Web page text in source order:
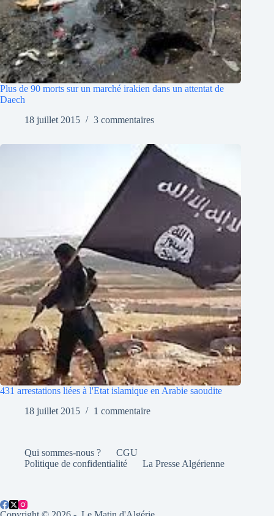
Plus de 90 morts sur un marché irakien dans un attentat de
Daech
18 juillet 2015
3 commentaires
431 arrestations liées à l'Etat islamique en Arabie saoudite
18 juillet 2015
1 commentaire
Qui sommes-nous ?
CGU
Politique de confidentialité
La Presse Algérienne